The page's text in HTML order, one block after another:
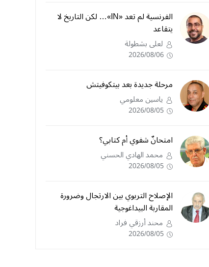
الفرنسية لم تعد «IN»… لكن التاريخ لا
يتقاعد
لعلى بشطولة
2026/08/06
مرحلة جديدة بعد بيتكوفيتش
ياسين معلومي
2026/08/05
امتحانٌ شفوي أم كتابي؟
محمد الهادي الحسني
2026/08/05
الإصلاح التربوي بين الارتجال وضرورة
المقاربة البيداغوجية
محند أرزقي فراد
2026/08/05